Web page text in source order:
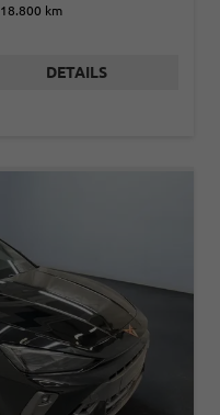
18.800 km
DETAILS